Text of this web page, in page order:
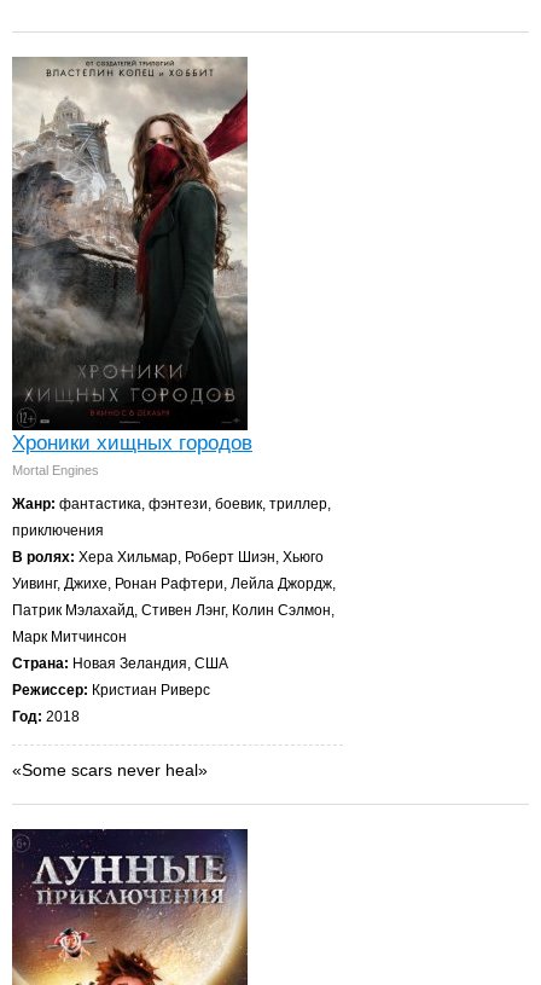
Хроники хищных городов
Mortal Engines
Жанр: фантастика, фэнтези, боевик, триллер,
приключения
В ролях: Хера Хильмар, Роберт Шиэн, Хьюго
Уивинг, Джихе, Ронан Рафтери, Лейла Джордж,
Патрик Мэлахайд, Стивен Лэнг, Колин Сэлмон,
Марк Митчинсон
Страна: Новая Зеландия, США
Режиссер: Кристиан Риверс
Год: 2018
«Some scars never heal»